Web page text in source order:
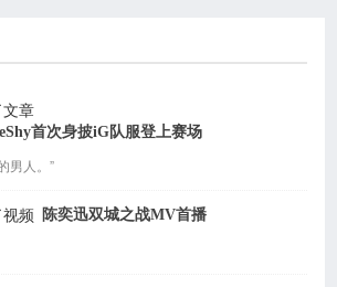
文章
首次身披iG队服登上赛场
男人。”
频 陈奕迅双城之战MV首播